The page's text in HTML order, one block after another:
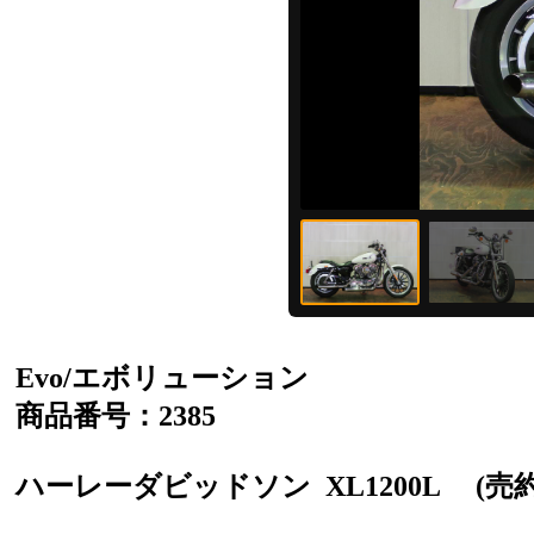
Evo/エボリューション
商品番号：2385
ハーレーダビッドソン XL1200L (売